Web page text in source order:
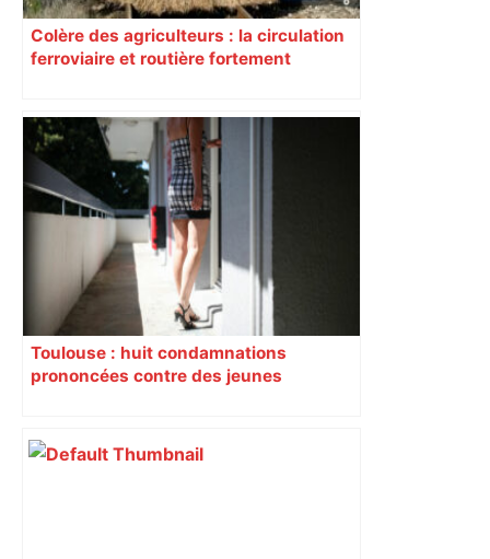
Colère des agriculteurs : la circulation
ferroviaire et routière fortement
Toulouse : huit condamnations
prononcées contre des jeunes